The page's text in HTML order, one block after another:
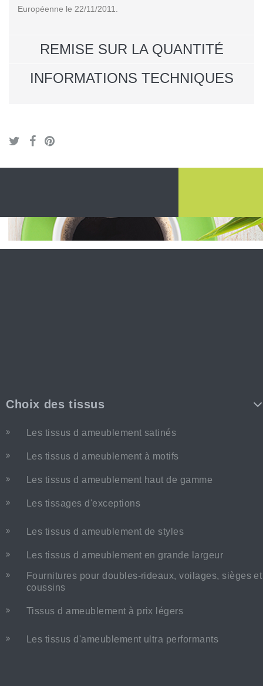
Européenne le 22/11/2011.
REMISE SUR LA QUANTITÉ
INFORMATIONS TECHNIQUES
Choix des tissus
Les tissus d ameublement satinés
Les tissus d ameublement à motifs
Les tissus d ameublement haut de gamme
Les tissages d'exceptions
Les tissus d ameublement de styles
Les tissus d ameublement en grande largeur
Fournitures pour doubles-rideaux, voilages, sièges et
coussins
Tissus d ameublement à prix légers
Les tissus d'ameublement ultra performants